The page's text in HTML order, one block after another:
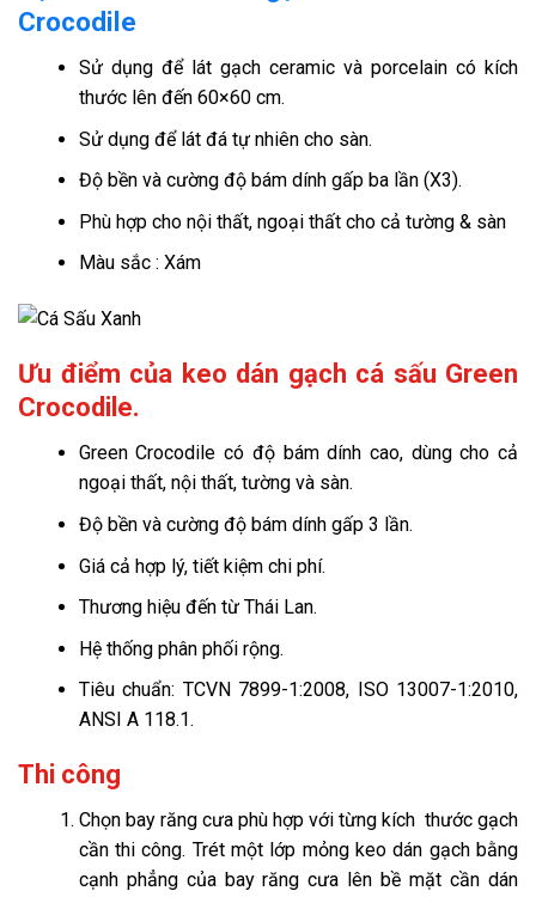
Crocodile
Sử dụng để lát gạch ceramic và porcelain có kích
thước lên đến 60×60 cm.
Sử dụng để lát đá tự nhiên cho sàn.
Độ bền và cường độ bám dính gấp ba lần (X3).
Phù hợp cho nội thất, ngoại thất cho cả tường & sàn
Màu sắc : Xám
Ưu điểm của keo dán gạch cá sấu Green
Crocodile.
Green Crocodile có độ bám dính cao, dùng cho cả
ngoại thất, nội thất, tường và sàn.
Độ bền và cường độ bám dính gấp 3 lần.
Giá cả hợp lý, tiết kiệm chi phí.
Thương hiệu đến từ Thái Lan.
Hệ thống phân phối rộng.
Tiêu chuẩn: TCVN 7899-1:2008, ISO 13007-1:2010,
ANSI A 118.1.
Thi công
Chọn bay răng cưa phù hợp với từng kích thước gạch
cần thi công. Trét một lớp mỏng keo dán gạch bằng
cạnh phẳng của bay răng cưa lên bề mặt cần dán